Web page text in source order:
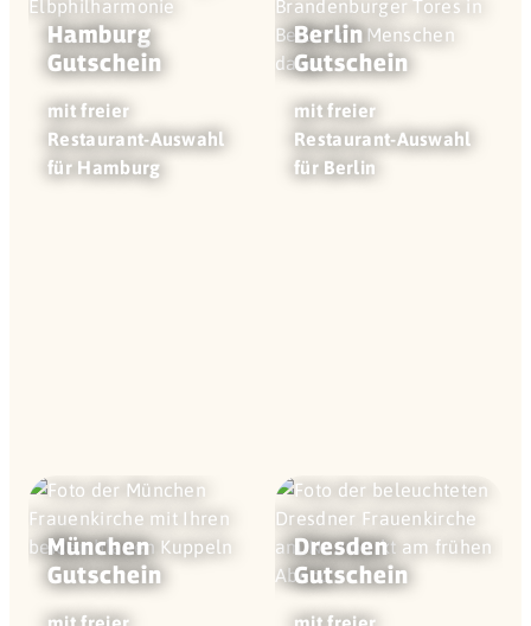
Hamburg
Gutschein
mit freier
Restaurant-Auswahl
für Hamburg
Berlin
Gutschein
mit freier
Restaurant-Auswahl
für Berlin
München
Gutschein
Dresden
Gutschein